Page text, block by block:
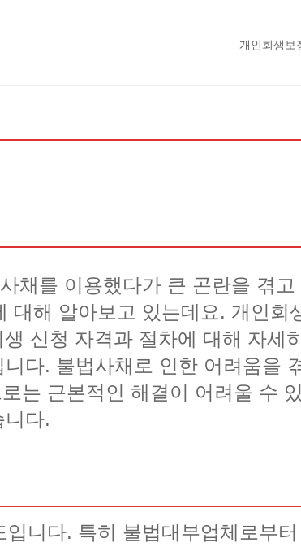
개인회생보
채를 이용했다가 큰 곤란을 겪고
대해 알아보고 있는데요. 개인회
신청 자격과 절차에 대해 자세
다. 불법사채로 인한 어려움을
는 근본적인 해결이 어려울 수
다.
니다. 특히 불법대부업체로부터